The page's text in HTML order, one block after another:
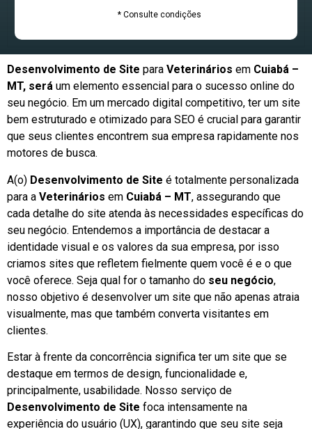
* Consulte condições
Desenvolvimento de Site para Veterinários em Cuiabá –
MT, será um elemento essencial para o sucesso online do
seu negócio. Em um mercado digital competitivo, ter um site
bem estruturado e otimizado para SEO é crucial para garantir
que seus clientes encontrem sua empresa rapidamente nos
motores de busca.
A(o) Desenvolvimento de Site é totalmente personalizada
para a Veterinários em Cuiabá – MT, assegurando que
cada detalhe do site atenda às necessidades específicas do
seu negócio. Entendemos a importância de destacar a
identidade visual e os valores da sua empresa, por isso
criamos sites que refletem fielmente quem você é e o que
você oferece. Seja qual for o tamanho do seu negócio,
nosso objetivo é desenvolver um site que não apenas atraia
visualmente, mas que também converta visitantes em
clientes.
Estar à frente da concorrência significa ter um site que se
destaque em termos de design, funcionalidade e,
principalmente, usabilidade. Nosso serviço de
Desenvolvimento de Site foca intensamente na
experiência do usuário (UX), garantindo que seu site seja